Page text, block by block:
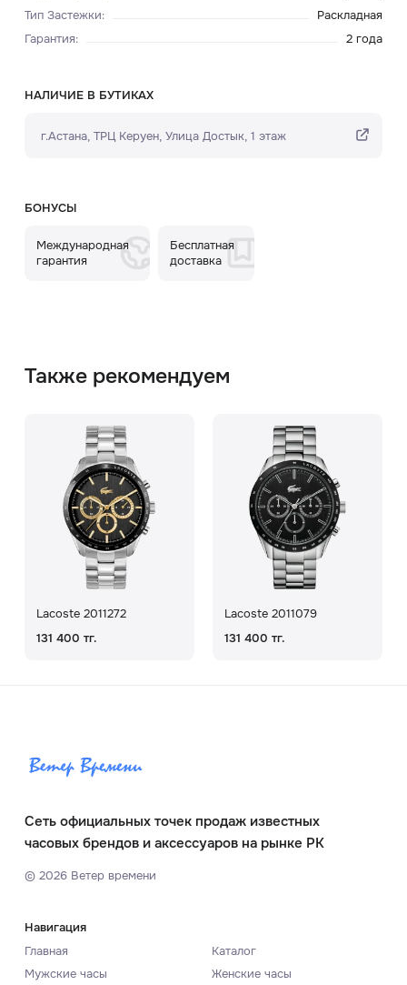
Тип Застежки:
Раскладная
Гарантия: 2 года
НАЛИЧИЕ В БУТИКАХ
г.Астана, ТРЦ Керуен​, Улица Достык, 1 этаж
БОНУСЫ
Международная
гарантия
Бесплатная
доставка
Также рекомендуем
Lacoste 2011272
131 400 тг.
Lacoste 2011079
131 400 тг.
Сеть официальных точек продаж известных
часовых брендов и аксессуаров на рынке РК
© 2026Ветер времени
Навигация
Главная
Каталог
Мужские часы
Женские часы